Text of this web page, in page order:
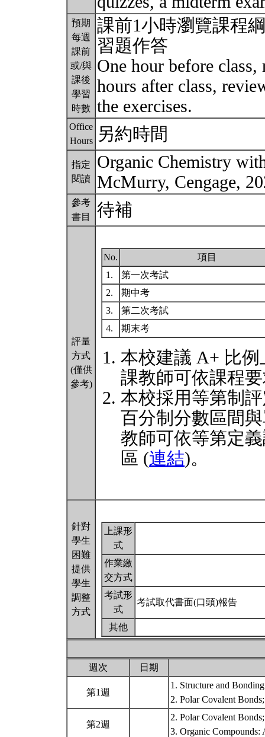
預期
每週
課前
或/與
課後
學習
時數
課前1小時瀏覽課程
習題作答
One hour before
hours after class,
the exercises.
Office
Hours
另約時間
指定
閱讀
Organic Chemistry
McMurry, Cengage,
參考
書目
待補
評量
方式
(僅供
參考)
No.
項目
1.
第一次考試
2.
期中考
3.
第二次考試
4.
期末考
本校建議 A+ 比
課教師可依課程
本校採用等第制
百分制分數區間
教師可依等第定
區 (連結)。
針對
學生
困難
提供
學生
調整
方式
上課形
式
作業繳
交方式
考試形
式
考試取代書面(口頭)報告
其他
週次 日期
第1週
1. Structure and Bonding
2. Polar Covalent
第2週
2. Polar Covalent
3. Organic Compounds: